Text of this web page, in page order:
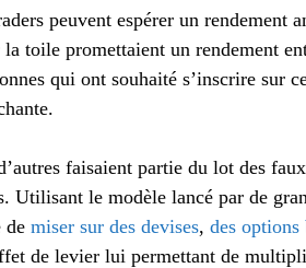
peuvent espérer un rendement
toile promettaient un rendement
qui ont souhaité s’inscrire sur
faisaient partie du lot des
Utilisant le modèle lancé par de
de miser sur des devises, des options
de levier lui permettant de